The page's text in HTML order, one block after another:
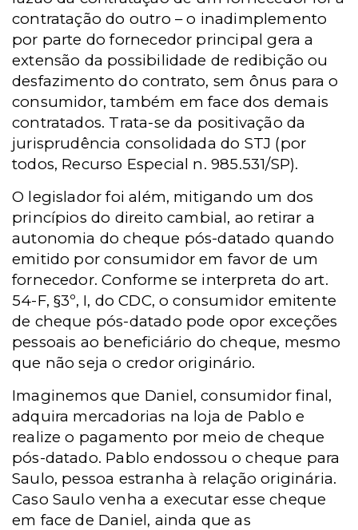
contratação do outro – o inadimplemento
por parte do fornecedor principal gera a
extensão da possibilidade de redibição ou
desfazimento do contrato, sem ônus para o
consumidor, também em face dos demais
contratados. Trata-se da positivação da
jurisprudência consolidada do STJ (por
todos, Recurso Especial n. 985.531/SP).
O legislador foi além, mitigando um dos
princípios do direito cambial, ao retirar a
autonomia do cheque pós-datado quando
emitido por consumidor em favor de um
fornecedor. Conforme se interpreta do art.
54-F, §3º, I, do CDC, o consumidor emitente
de cheque pós-datado pode opor exceções
pessoais ao beneficiário do cheque, mesmo
que não seja o credor originário.
Imaginemos que Daniel, consumidor final,
adquira mercadorias na loja de Pablo e
realize o pagamento por meio de cheque
pós-datado. Pablo endossou o cheque para
Saulo, pessoa estranha à relação originária.
Caso Saulo venha a executar esse cheque
em face de Daniel, ainda que as